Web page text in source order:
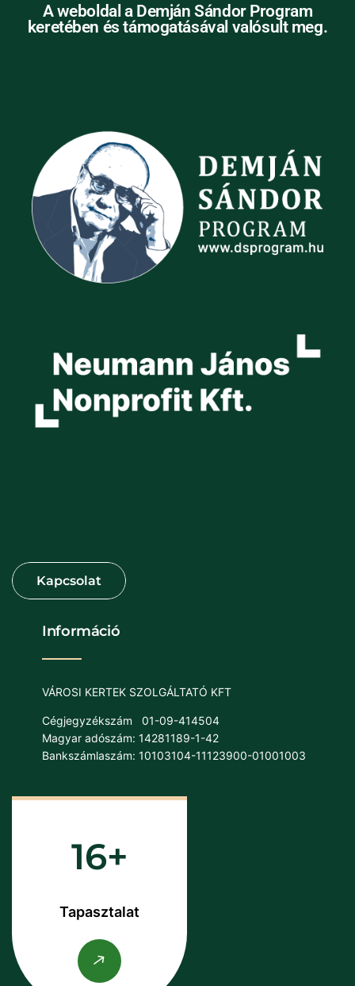
A weboldal a Demján Sándor Program
keretében és támogatásával valósult meg.
Információ
VÁROSI KERTEK SZOLGÁLTATÓ KFT
Cégjegyzékszám
01-09-414504
Magyar adószám: 14281189-1-42
Bankszámlaszám: 10103104-11123900-01001003
16
Tapasztalat